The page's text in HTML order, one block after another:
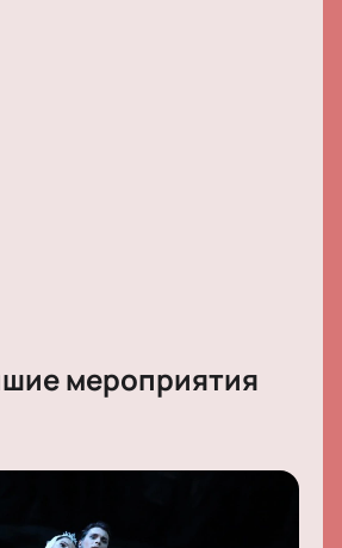
мероприятия